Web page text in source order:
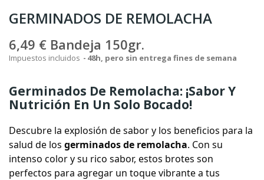
GERMINADOS DE REMOLACHA
6,49 € Bandeja 150gr.
Impuestos incluidos 48h, pero sin entrega fines de semana
Germinados De Remolacha: ¡Sabor Y
Nutrición En Un Solo Bocado!
Descubre la explosión de sabor y los beneficios para la
salud de los germinados de remolacha. Con su
intenso color y su rico sabor, estos brotes son
perfectos para agregar un toque vibrante a tus